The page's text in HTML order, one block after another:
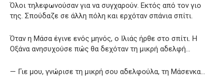
Όλοι τηλεφωνούσαν για να συγχαρούν. Εκτός από τον γιο
της. Σπούδαζε σε άλλη πόλη και ερχόταν σπάνια σπίτι.
Όταν η Μάσα έγινε ενός μηνός, ο Ιλιάς ήρθε στο σπίτι. Η
Οξάνα ανησυχούσε πώς θα δεχόταν τη μικρή αδελφή…
— Γιε μου, γνώρισε τη μικρή σου αδελφούλα, τη Μάσενκα…